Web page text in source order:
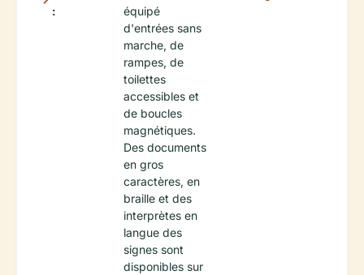
:
équipé
d'entrées sans
marche, de
rampes, de
toilettes
accessibles et
de boucles
magnétiques.
Des documents
en gros
caractères, en
braille et des
interprètes en
langue des
signes sont
disponibles sur